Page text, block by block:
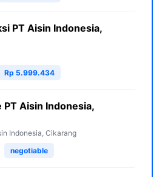
PT Aisin Indonesia,
Rp 5.999.434
Aisin Indonesia,
Indonesia, Cikarang
negotiable